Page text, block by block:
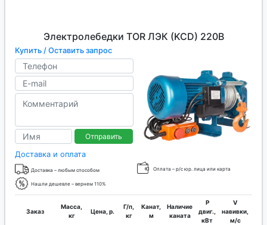
Электролебедки TOR ЛЭК (KCD) 220В
Купить / Оставить запрос
Отправить
Доставка и оплата
Доставка – любым способом Оплата – р/с юр. лица или карта
Нашли дешевле – вернем 110%
Заказ
Масса,
кг
Цена, р.
Г/п,
кг
Канат,
м
Наличие
каната
P
двиг.,
кВт
V
навивки,
м/с